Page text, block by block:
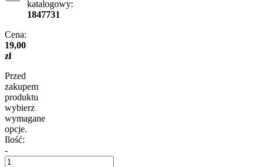
katalogowy:
1847731
Cena:
19,00
zł
Przed
zakupem
produktu
wybierz
wymagane
opcje.
Ilość:
-